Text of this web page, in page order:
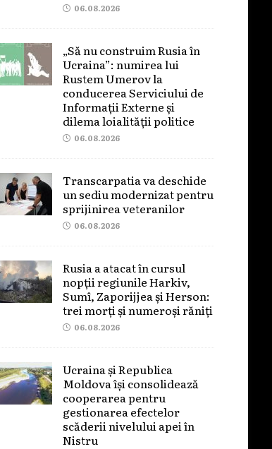
06.08.2026
„Să nu construim Rusia în
Ucraina”: numirea lui
Rustem Umerov la
conducerea Serviciului de
Informații Externe și
dilema loialității politice
06.08.2026
Transcarpatia va deschide
un sediu modernizat pentru
sprijinirea veteranilor
06.08.2026
Rusia a atacat în cursul
nopții regiunile Harkiv,
Sumî, Zaporijjea și Herson:
trei morți și numeroși răniți
06.08.2026
Ucraina și Republica
Moldova își consolidează
cooperarea pentru
gestionarea efectelor
scăderii nivelului apei în
Nistru